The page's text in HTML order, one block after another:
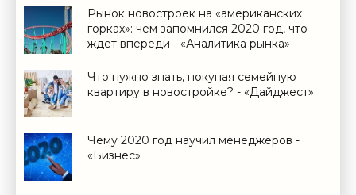
Рынок новостроек на «американских
горках»: чем запомнился 2020 год, что
ждет впереди - «Аналитика рынка»
Что нужно знать, покупая семейную
квартиру в новостройке? - «Дайджест»
Чему 2020 год научил менеджеров -
«Бизнес»